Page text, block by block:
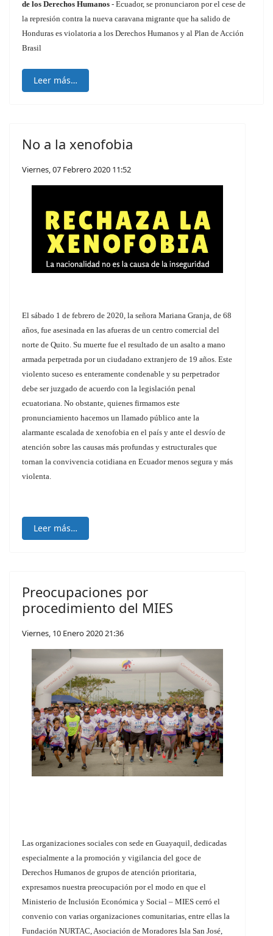
de los Derechos Humanos - Ecuador, se pronunciaron por el cese de
la represión contra la nueva caravana migrante que ha salido de
Honduras es violatoria a los Derechos Humanos y al Plan de Acción
Brasil
Leer más…
No a la xenofobia
Viernes, 07 Febrero 2020 11:52
El sábado 1 de febrero de 2020, la señora Mariana Granja, de 68
años, fue asesinada en las afueras de un centro comercial del
norte de Quito. Su muerte fue el resultado de un asalto a mano
armada perpetrada por un ciudadano extranjero de 19 años. Este
violento suceso es enteramente condenable y su perpetrador
debe ser juzgado de acuerdo con la legislación penal
ecuatoriana. No obstante, quienes firmamos este
pronunciamiento hacemos un llamado público ante la
alarmante escalada de xenofobia en el país y ante el desvío de
atención sobre las causas más profundas y estructurales que
tornan la convivencia cotidiana en Ecuador menos segura y más
violenta.
Leer más…
Preocupaciones por
procedimiento del MIES
Viernes, 10 Enero 2020 21:36
Las organizaciones sociales con sede en Guayaquil, dedicadas
especialmente a la promoción y vigilancia del goce de
Derechos Humanos de grupos de atención prioritaria,
expresamos nuestra preocupación por el modo en que el
Ministerio de Inclusión Económica y Social – MIES cerró el
convenio con varias organizaciones comunitarias, entre ellas la
Fundación NURTAC, Asociación de Moradores Isla San José,